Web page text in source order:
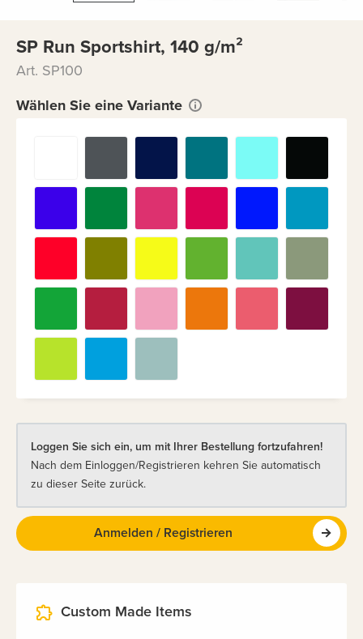
SP Run Sportshirt, 140 g/m²
Art. SP100
Wählen Sie eine Variante
Loggen Sie sich ein, um mit Ihrer Bestellung fortzufahren!
Nach dem Einloggen/Registrieren kehren Sie automatisch
zu dieser Seite zurück.
Anmelden / Registrieren
Custom Made Items